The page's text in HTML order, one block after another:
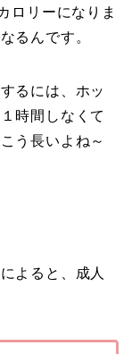
ロリーになりま
るんです。
るには、ホッ
時間しなくて
う長いよね～
によると、成人